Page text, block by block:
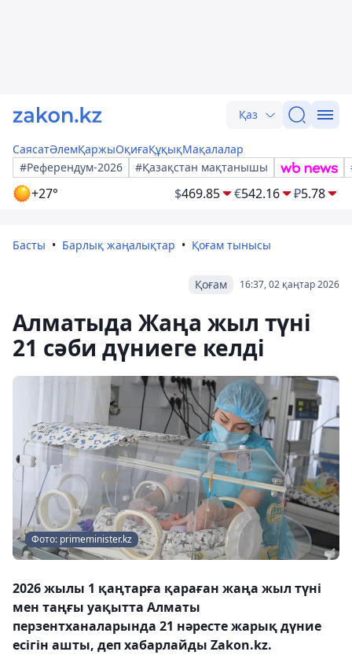
Қаз
СаясатӘлемҚаржыОқиғаҚұқықМақалалар
#Референдум-2026
#Қазақстан мақтанышы
+27° $469.85 €542.16 ₽5.78
Басты Барлық жаңалықтар Қоғам тынысы
16:37, 02 қаңтар 2026
Қоғам
Алматыда Жаңа жыл түні
21 сәби дүниеге келді
Фото: primeminister.kz
2026 жылы 1 қаңтарға қараған жаңа жыл түні
мен таңғы уақытта Алматы
перзентханаларында 21 нәресте жарық дүние
есігін ашты, деп хабарлайды Zakon.kz.